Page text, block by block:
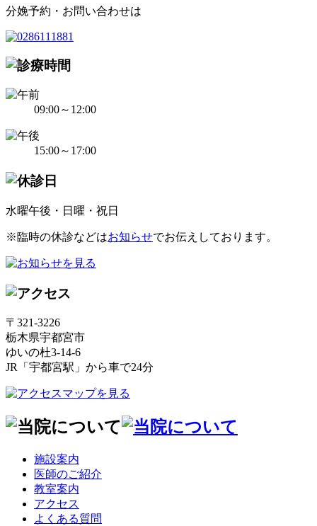
分娩予約・お問い合わせは
09:00～12:00
15:00～17:00
水曜午後・日曜・祝日
※臨時の休診などはお知らせでお伝えしております。
〒321-3226
栃木県宇都宮市
ゆいの杜3-14-6
JR「宇都宮駅」から車で24分
施設案内
医師のご紹介
教室案内
アクセス
よくある質問